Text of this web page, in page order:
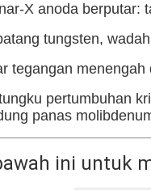
X anoda berputar:
tungsten,
tegangan
pertumbuhan
panas
ini untuk